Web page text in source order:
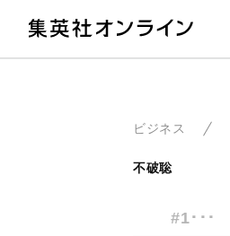
ビジネス
不破聡
#1･･･